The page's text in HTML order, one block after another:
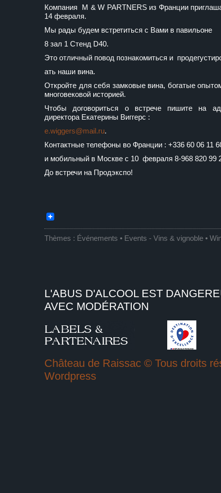
Компания M & W PARTNERS из Франции
14 февраля.
Мы рады будем встретиться с Вами в павильоне
8 зал 1 Стенд D40.
Это отличный повод познакомиться и
ать наши вина.
Откройте для себя замковые вина, богатые
многовековой историей.
Чтобы договориться о встрече пишите на
директора Екатерины Виггерс :
e.wiggers@mail.ru.
Контактные телефоны во Франции : +336 60 06 11
и мобильный в Москве с 10 февраля 8-968 820 99
До встречи на Продэкспо!
Thèmes : Événements • Events - Vins & vignoble •
L'ABUS D'ALCOOL EST
AVEC MODÉRATION
Château de Raissac © Tous droits
Wordpress